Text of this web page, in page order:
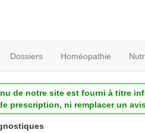
Dossiers Homéopathie
de notre site est fourni à titre
prescription, ni remplacer un